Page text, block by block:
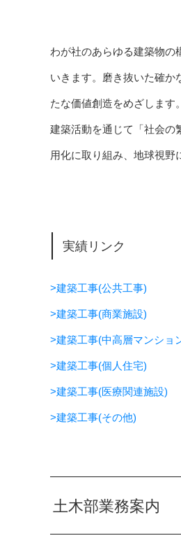
わが社のあらゆる建築物の
いきます。磨き抜いた確か
たな価値創造をめざします
建築活動を通じて「社会の
用化に取り組み、地球視野
実績リンク
>建築工事(公共工事)
>建築工事(商業施設)
>建築工事(中高層マンショ
>建築工事(個人住宅)
>建築工事(医療関連施設)
>建築工事(その他)
土木部業務案内